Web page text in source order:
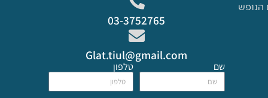
הנופש
03-3752765
Glat.tiul@gmail.com
שם טלפון